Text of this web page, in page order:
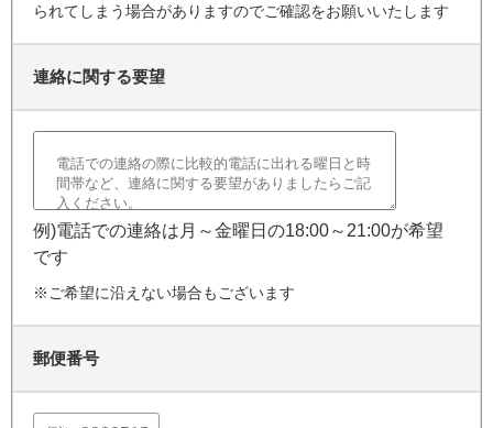
られてしまう場合がありますのでご確認をお願いいたします
連絡に関する要望
例)電話での連絡は月～金曜日の18:00～21:00が希望
です
※ご希望に沿えない場合もございます
郵便番号